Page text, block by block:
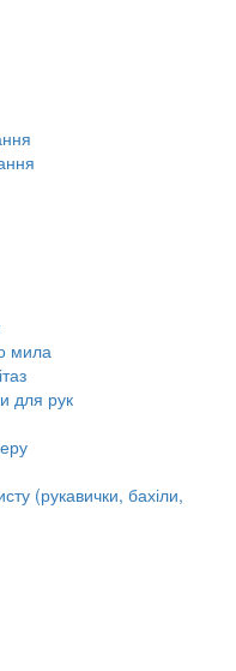
мила
для рук
(рукавички, бахіли,